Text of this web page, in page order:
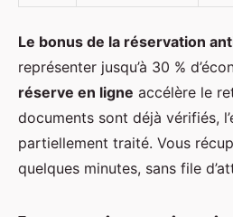
Le bonus de la réservation
représenter jusqu’à 30 %
réserve en ligne accélère le
documents sont déjà vérifiés,
partiellement traité. Vous
quelques minutes, sans file